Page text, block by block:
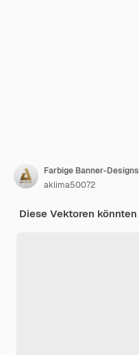
Farbige Banner-
aklima50072
Diese Vektoren